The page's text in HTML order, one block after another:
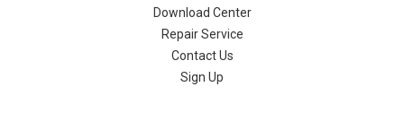
Download Center
Repair Service
Contact Us
Sign Up